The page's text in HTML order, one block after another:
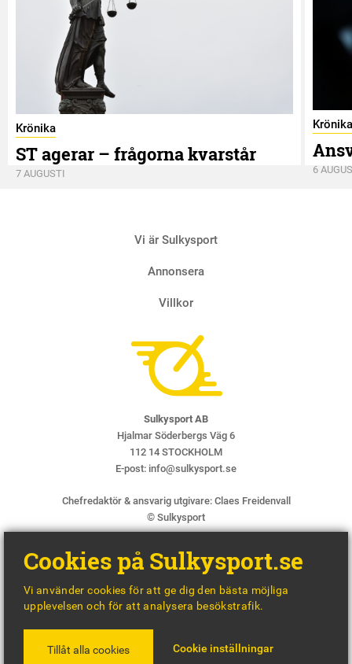
Krönika
ST agerar – frågorna kvarstår
7 AUGUSTI
Krönika
6
Vi är Sulkysport
Annonsera
Villkor
Sulkysport AB
Hjalmar Söderbergs Väg 6
112 14 STOCKHOLM
E-post: info@sulkysport.se
Chefredaktör & ansvarig utgivare: Claes Freidenvall
© Sulkysport
BY
Cookies på Sulkysport.se
Vi använder cookies för att ge dig den bästa möjliga
upplevelsen och för att analysera besökstrafik.
Tillåt alla cookies Cookie inställningar